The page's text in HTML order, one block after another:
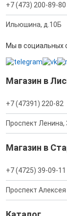
+7 (473) 200-89-80
Ильюшина, д.10Б
Мы в социальных
Магазин в
+7 (47391) 220-82
Проспект Ленина,
Магазин в
+7 (4725) 39-09-11
Проспект